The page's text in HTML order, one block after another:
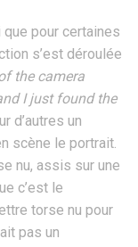
pour certaines
s’est déroulée
the camera
I just found the
d’autres un
scène le portrait.
nu, assis sur une
c’est le
torse nu pour
pas un